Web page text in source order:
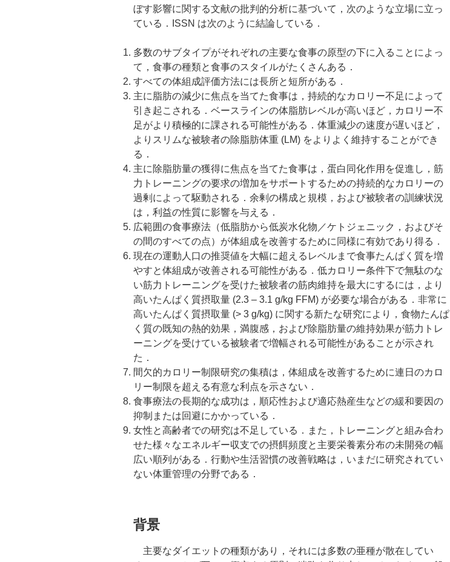
ぼす影響に関する文献の批判的分析に基づいて，次のような立場に立っ
ている．ISSN は次のように結論している．
多数のサブタイプがそれぞれの主要な食事の原型の下に入ることによっ
て，食事の種類と食事のスタイルがたくさんある．
すべての体組成評価方法には長所と短所がある．
主に脂肪の減少に焦点を当てた食事は，持続的なカロリー不足によって
引き起こされる．ベースラインの体脂肪レベルが高いほど，カロリー不
足がより積極的に課される可能性がある．体重減少の速度が遅いほど，
よりスリムな被験者の除脂肪体重 (LM) をよりよく維持することができ
る．
主に除脂肪量の獲得に焦点を当てた食事は，蛋白同化作用を促進し，筋
力トレーニングの要求の増加をサポートするための持続的なカロリーの
過剰によって駆動される．余剰の構成と規模，および被験者の訓練状況
は，利益の性質に影響を与える．
広範囲の食事療法（低脂肪から低炭水化物／ケトジェニック，およびそ
の間のすべての点）が体組成を改善するために同様に有効であり得る．
現在の運動人口の推奨値を大幅に超えるレベルまで食事たんぱく質を増
やすと体組成が改善される可能性がある．低カロリー条件下で無駄のな
い筋力トレーニングを受けた被験者の筋肉維持を最大にするには，より
高いたんぱく質摂取量 (2.3 – 3.1 g/kg FFM) が必要な場合がある．非常に
高いたんぱく質摂取量 (> 3 g/kg) に関する新たな研究により，食物たんぱ
く質の既知の熱的効果，満腹感，および除脂肪量の維持効果が筋力トレ
ーニングを受けている被験者で増幅される可能性があることが示され
た．
間欠的カロリー制限研究の集積は，体組成を改善するために連日のカロ
リー制限を超える有意な利点を示さない．
食事療法の長期的な成功は，順応性および適応熱産生などの緩和要因の
抑制または回避にかかっている．
女性と高齢者での研究は不足している．また，トレーニングと組み合わ
せた様々なエネルギー収支での摂餌頻度と主要栄養素分布の未開発の幅
広い順列がある．行動や生活習慣の改善戦略は，いまだに研究されてい
ない体重管理の分野である．
背景
主要なダイエットの種類があり，それには多数の亜種が散在してい